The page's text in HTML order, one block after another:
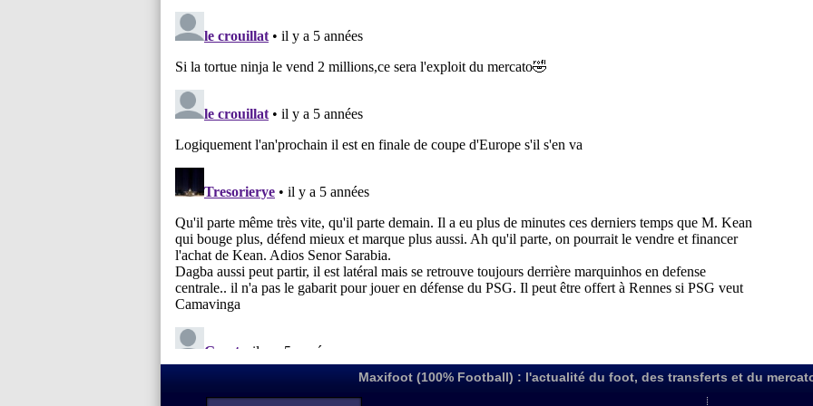
Maxifoot (100% Football) : l'actualité du foot, des transferts et du